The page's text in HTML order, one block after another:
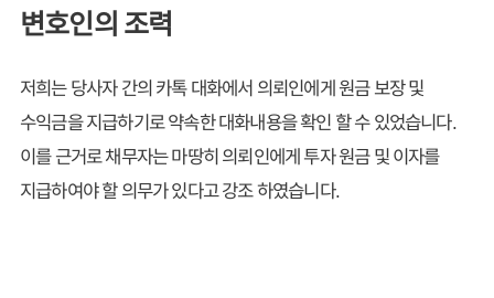
변호인의 조력
저희는 당사자 간의 카톡 대화에서 의뢰인에게 원금 보장 및
수익금을 지급하기로 약속한 대화내용을 확인 할 수 있었습니다.
이를 근거로 채무자는 마땅히 의뢰인에게 투자 원금 및 이자를
지급하여야 할 의무가 있다고 강조 하였습니다.